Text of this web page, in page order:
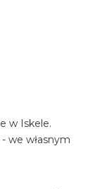
w Iskele.
we własnym